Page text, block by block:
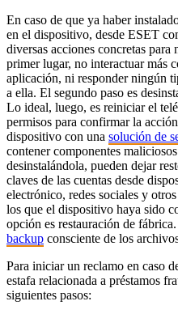
En caso de que ya haber
en el dispositivo, desde ESET
diversas acciones concretas
primer lugar, no interactuar más
aplicación, ni responder ningún
a ella. El segundo paso es
Lo ideal, luego, es reiniciar el
permisos para confirmar la
dispositivo con una solución de
contener componentes
desinstalándola, pueden dejar
claves de las cuentas desde
electrónico, redes sociales y
los que el dispositivo haya sido
opción es restauración de
backup consciente de los
Para iniciar un reclamo en caso
estafa relacionada a préstamos
siguientes pasos: